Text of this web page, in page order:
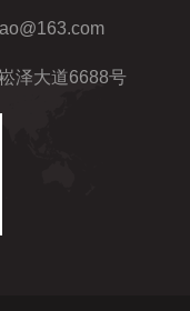
泽大道6688号